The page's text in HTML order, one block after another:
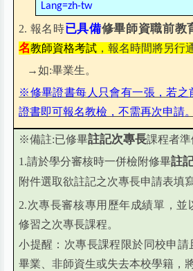
Lang=zh-tw
2. 報名時已具備修畢師資職前教
名教師資格考試 ，報名時間將另行
→如:畢業生。
※修畢證書每人只會有一張，若之
證書即可報名教檢，不需再次申請。
※備註:已修畢註記次專長課程者準
1.請於學分審核時一併檢附修畢註
附件選取欲註記之次專長申請表填
2.次專長審核專用歷年成績單，並
修習之次專長課程。
小提醒：次專長課程限於同校申請
畢業、非師資生或失去本校學籍，